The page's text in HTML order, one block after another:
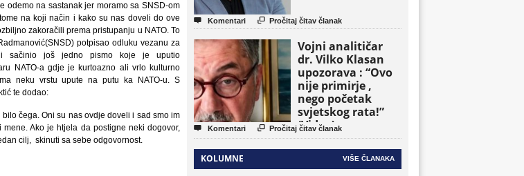
odemo na sastanak jer moramo sa SNSD-om
na koji način i kako su nas doveli do ove
zakoračili prema pristupanju u NATO. To
potpisao odluku vezanu za
i sačinio još jedno pismo koje je uputio
NATO-a gdje je kurtoazno ali vrlo kulturno
neku vrstu upute na putu ka NATO-u. S
te dodao:
čega. Oni su nas ovdje doveli i sad smo im
Ako je htjela da postigne neki dogovor,
cilj, skinuti sa sebe odgovornost.
 Komentari  Pročitaj čitav članak
Vojni analitičar
dr. Vilko Klasan
upozorava : “Ovo
nije primirje ,
nego početak
svjetskog rata!”
(Video)
 Komentari  Pročitaj čitav članak
KOLUMNE VIŠE ČLANAKA